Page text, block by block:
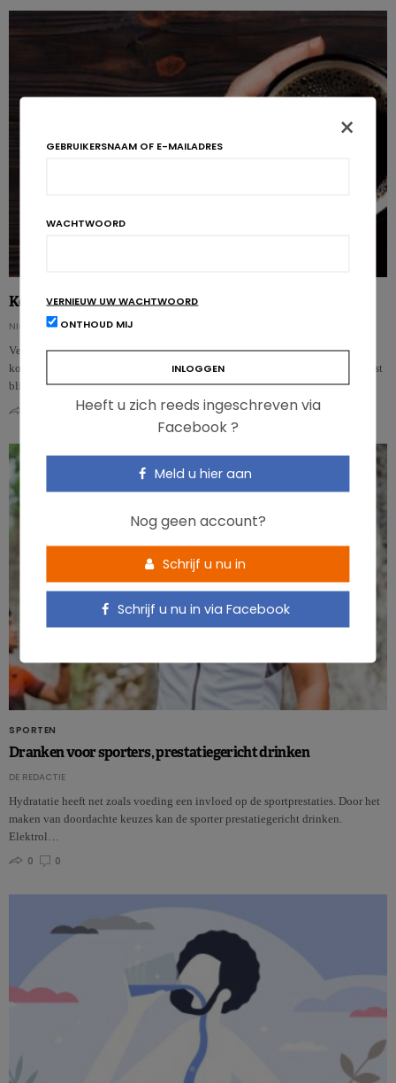
Koffie en Parkinson: de invloed van cafeïne en metabolieten
NICOLAS GUGGENBÜHL
Verschillende onderzoeken wezen al op een omgekeerd verband tussen
koffieconsumptie en het risico op de ziekte van Parkinson. Maar voor het eerst
blijkt nu …
SPORTEN
Dranken voor sporters, prestatiegericht drinken
DE REDACTIE
Hydratatie heeft net zoals voeding een invloed op de sportprestaties. Door het
maken van doordachte keuzes kan de sporter prestatiegericht drinken.
Elektrol…
0
0
×
GEBRUIKERSNAAM OF E-MAILADRES
WACHTWOORD
VERNIEUW UW WACHTWOORD
ONTHOUD MIJ
Heeft u zich reeds ingeschreven via
Facebook ?
Meld u hier aan
Nog geen account?
Schrijf u nu in
Schrijf u nu in via Facebook